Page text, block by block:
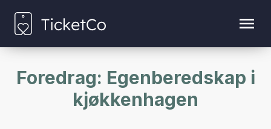
Foredrag: Egenberedskap i
kjøkkenhagen